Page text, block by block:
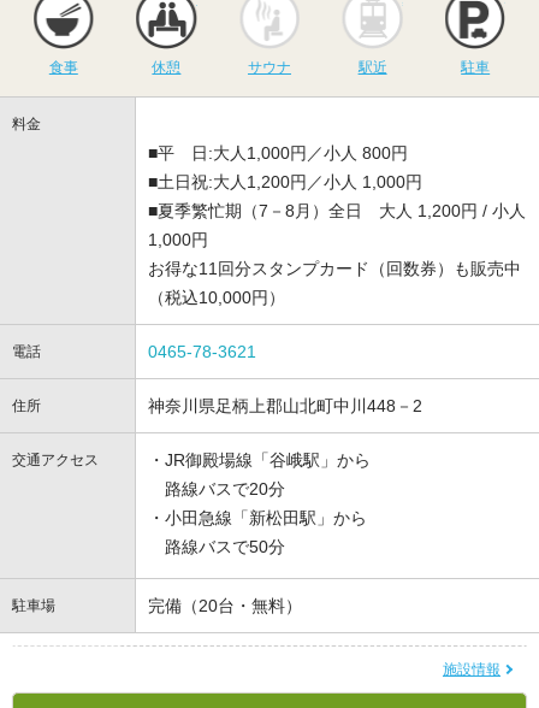
食事 休憩 サウナ 駅近 駐車
料金
■平 日:大人1,000円／小人 800円
■土日祝:大人1,200円／小人 1,000円
■夏季繁忙期（7－8月）全日 大人 1,200円 / 小人
1,000円
お得な11回分スタンプカード（回数券）も販売中
（税込10,000円）
電話 0465-78-3621
住所 神奈川県足柄上郡山北町中川448－2
交通アクセス
・JR御殿場線「谷峨駅」から
路線バスで20分
・小田急線「新松田駅」から
路線バスで50分
駐車場 完備（20台・無料）
施設情報